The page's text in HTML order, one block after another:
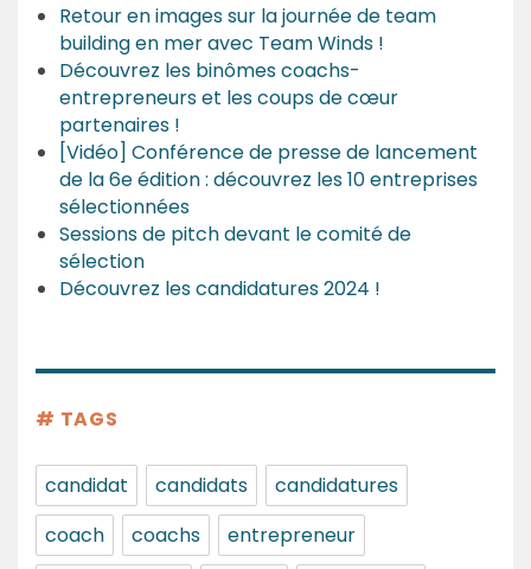
Retour en images sur la journée de team
building en mer avec Team Winds !
Découvrez les binômes coachs-
entrepreneurs et les coups de cœur
partenaires !
[Vidéo] Conférence de presse de lancement
de la 6e édition : découvrez les 10 entreprises
sélectionnées
Sessions de pitch devant le comité de
sélection
Découvrez les candidatures 2024 !
# TAGS
candidat candidats
candidatures
coach
coachs
entrepreneur